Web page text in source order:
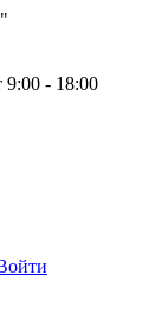
- 18:00